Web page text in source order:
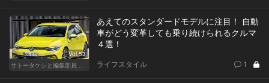
Vol.53
サトータケシと編集部員 船山の"CAR GENTSへの道"
あえてのスタンダードモデルに注目！ 自動
車がどう変革しても乗り続けられるクルマ
４選！
ライフスタイル 1